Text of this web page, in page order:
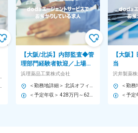
【大阪/北浜】内部監査◆管
理部門経験者歓迎／上場準
備中／残業5h程／年休125
日／在宅制度有／転勤無
浜理薬品工業株式会社
【大阪
当
沢井製薬